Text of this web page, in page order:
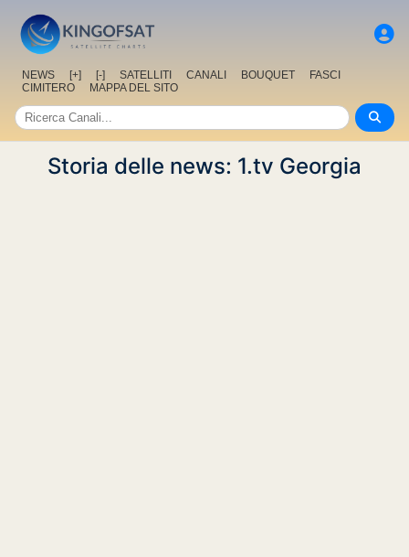
NEWS [+] [-] SATELLITI CANALI BOUQUET
FASCI
CIMITERO
MAPPA DEL SITO
Storia delle news: 1.tv Georgia